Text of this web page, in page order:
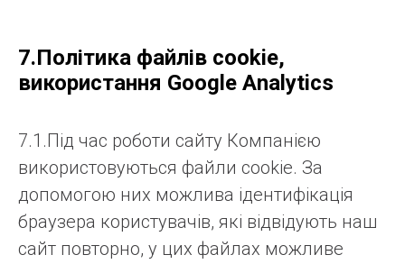
7.Політика файлів cookie,
використання Google Analytics
7.1.Під час роботи сайту Компанією
використовуються файли cookie. За
допомогою них можлива ідентифікація
браузера користувачів, які відвідують наш
сайт повторно, у цих файлах можливе